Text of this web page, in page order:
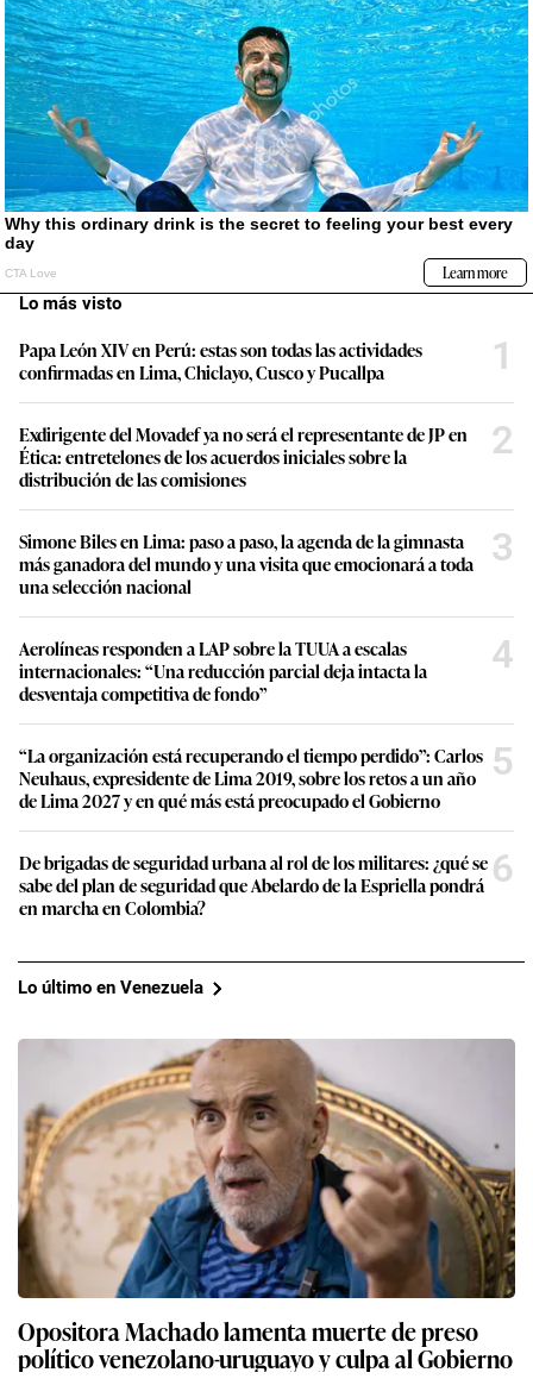
Lo más visto
Papa León XIV en Perú: estas son todas las actividades
confirmadas en Lima, Chiclayo, Cusco y Pucallpa
1
Exdirigente del Movadef ya no será el representante de JP en
Ética: entretelones de los acuerdos iniciales sobre la
distribución de las comisiones
2
Simone Biles en Lima: paso a paso, la agenda de la gimnasta
más ganadora del mundo y una visita que emocionará a toda
una selección nacional
3
Aerolíneas responden a LAP sobre la TUUA a escalas
internacionales: “Una reducción parcial deja intacta la
desventaja competitiva de fondo”
4
“La organización está recuperando el tiempo perdido”: Carlos
Neuhaus, expresidente de Lima 2019, sobre los retos a un año
de Lima 2027 y en qué más está preocupado el Gobierno
5
De brigadas de seguridad urbana al rol de los militares: ¿qué se
sabe del plan de seguridad que Abelardo de la Espriella pondrá
en marcha en Colombia?
6
Lo último en Venezuela
Opositora Machado lamenta muerte de preso
político venezolano-uruguayo y culpa al Gobierno